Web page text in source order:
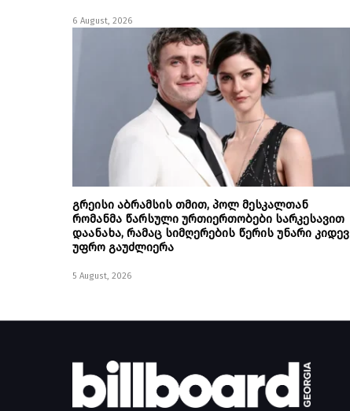
6 August, 2026
გრეისი აბრამსის თმით, პოლ მესკალთან
რომანმა წარსული ურთიერთობები სარკესავით
დაანახა, რამაც სიმღერების წერის უნარი კიდევ
უფრო გაუძლიერა
5 August, 2026